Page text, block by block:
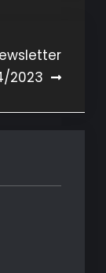
2023